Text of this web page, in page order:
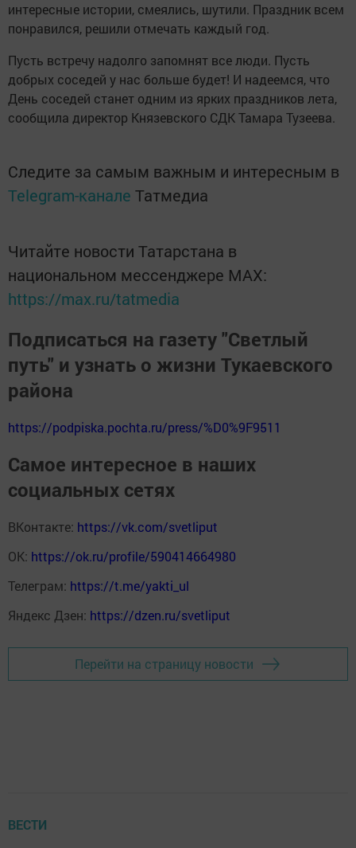
интересные истории, смеялись, шутили. Праздник всем
понравился, решили отмечать каждый год.
Пусть встречу надолго запомнят все люди. Пусть
добрых соседей у нас больше будет! И надеемся, что
День соседей станет одним из ярких праздников лета,
сообщила директор Князевского СДК Тамара Тузеева.
Следите за самым важным и интересным в
Telegram-канале Татмедиа
Читайте новости Татарстана в
национальном мессенджере MАХ:
https://max.ru/tatmedia
Подписаться на газету "Светлый
путь" и узнать о жизни Тукаевского
района
https://podpiska.pochta.ru/press/%D0%9F9511
Самое интересное в наших
социальных сетях
ВКонтакте: https://vk.com/svetliput
ОК: https://ok.ru/profile/590414664980
Телеграм: https://t.me/yakti_ul
Яндекс Дзен: https://dzen.ru/svetliput
Перейти на страницу новости
ВЕСТИ